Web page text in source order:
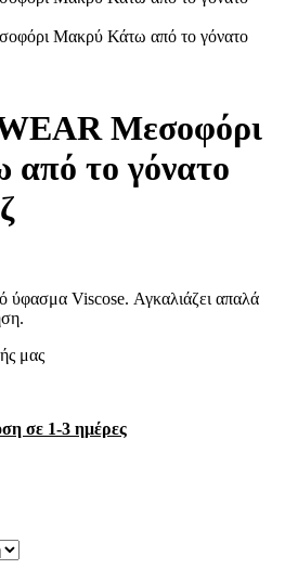
Μεσοφόρι
το γόνατο
Viscose. Αγκαλιάζει απαλά
μας
σε 1-3 ημέρες